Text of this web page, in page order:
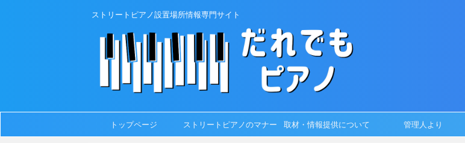
ストリートピアノ設置場所情報専門サイト
トップページ ストリートピアノのマナー 取材・情報提供について 管理人より